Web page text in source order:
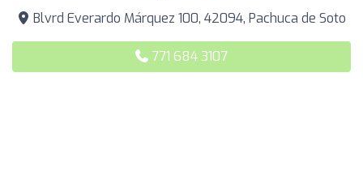
Blvrd Everardo Márquez 100, 42094, Pachuca de Soto
771 684 3107